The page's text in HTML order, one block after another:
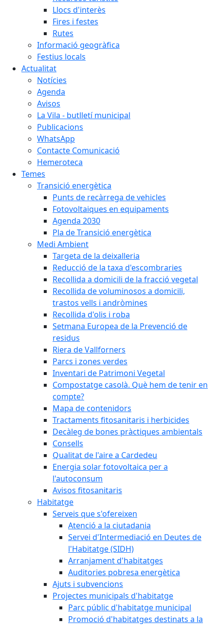
Llocs d'interès
Fires i festes
Rutes
Informació geogràfica
Festius locals
Actualitat
Notícies
Agenda
Avisos
La Vila - butlletí municipal
Publicacions
WhatsApp
Contacte Comunicació
Hemeroteca
Temes
Transició energètica
Punts de recàrrega de vehicles
Fotovoltaiques en equipaments
Agenda 2030
Pla de Transició energètica
Medi Ambient
Targeta de la deixalleria
Reducció de la taxa d'escombraries
Recollida a domicili de la fracció vegetal
Recollida de voluminosos a domicili,
trastos vells i andròmines
Recollida d'olis i roba
Setmana Europea de la Prevenció de
residus
Riera de Vallforners
Parcs i zones verdes
Inventari de Patrimoni Vegetal
Compostatge casolà. Què hem de tenir en
compte?
Mapa de contenidors
Tractaments fitosanitaris i herbicides
Decàleg de bones pràctiques ambientals
Consells
Qualitat de l'aire a Cardedeu
Energia solar fotovoltaica per a
l'autoconsum
Avisos fitosanitaris
Habitatge
Serveis que s'ofereixen
Atenció a la ciutadania
Servei d'Intermediació en Deutes de
l'Habitatge (SIDH)
Arranjament d'habitatges
Auditories pobresa energètica
Ajuts i subvencions
Projectes municipals d'habitatge
Parc públic d'habitatge municipal
Promoció d'habitatges destinats a la